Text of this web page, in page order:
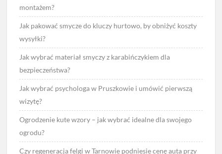
montażem?
Jak pakować smycze do kluczy hurtowo, by obniżyć koszty
wysyłki?
Jak wybrać materiał smyczy z karabińczykiem dla
bezpieczeństwa?
Jak wybrać psychologa w Pruszkowie i umówić pierwszą
wizytę?
Ogrodzenie kute wzory – jak wybrać idealne dla swojego
ogrodu?
Czy regeneracja felgi w Tarnowie podniesie cenę auta przy